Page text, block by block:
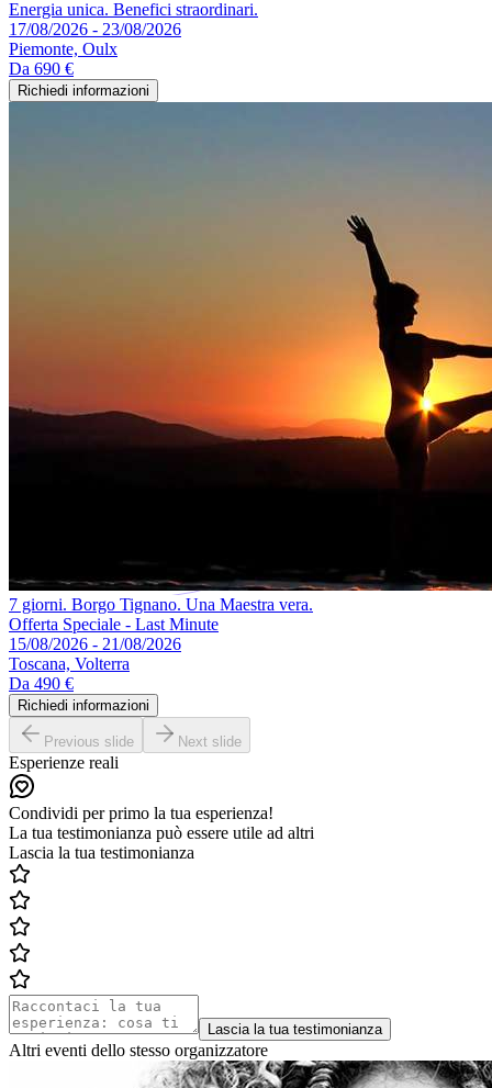
Energia unica. Benefici straordinari.
17/08/2026 - 23/08/2026
Piemonte, Oulx
Da 690 €
Richiedi informazioni
7 giorni. Borgo Tignano. Una Maestra vera.
Offerta Speciale - Last Minute
15/08/2026 - 21/08/2026
Toscana, Volterra
Da 490 €
Richiedi informazioni
Previous slide Next slide
Esperienze reali
Condividi per primo la tua esperienza!
La tua testimonianza può essere utile ad altri
Lascia la tua testimonianza
Lascia la tua testimonianza
Altri eventi dello stesso organizzatore